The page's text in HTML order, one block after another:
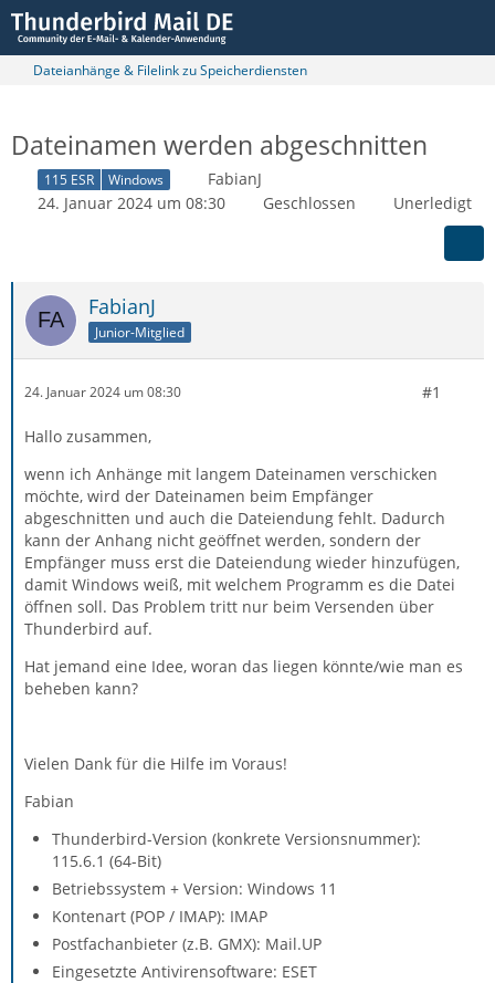
Dateianhänge & Filelink zu Speicherdiensten
Dateinamen werden abgeschnitten
115 ESR Windows
FabianJ
24. Januar 2024 um 08:30
Geschlossen Unerledigt
FabianJ
Junior-Mitglied
24. Januar 2024 um 08:30 #1
Hallo zusammen,
wenn ich Anhänge mit langem Dateinamen verschicken
möchte, wird der Dateinamen beim Empfänger
abgeschnitten und auch die Dateiendung fehlt. Dadurch
kann der Anhang nicht geöffnet werden, sondern der
Empfänger muss erst die Dateiendung wieder hinzufügen,
damit Windows weiß, mit welchem Programm es die Datei
öffnen soll. Das Problem tritt nur beim Versenden über
Thunderbird auf.
Hat jemand eine Idee, woran das liegen könnte/wie man es
beheben kann?
Vielen Dank für die Hilfe im Voraus!
Fabian
Thunderbird-Version (konkrete Versionsnummer):
115.6.1 (64-Bit)
Betriebssystem + Version: Windows 11
Kontenart (POP / IMAP): IMAP
Postfachanbieter (z.B. GMX): Mail.UP
Eingesetzte Antivirensoftware: ESET